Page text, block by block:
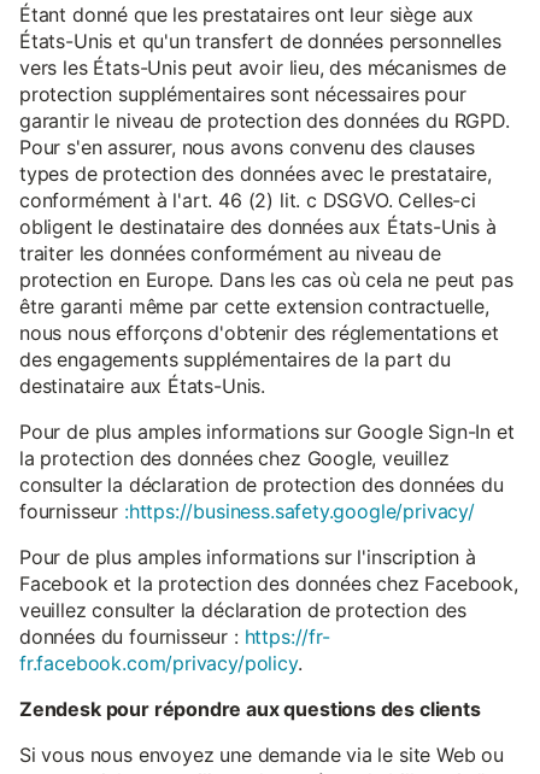
Étant donné que les prestataires ont leur siège aux
États-Unis et qu'un transfert de données personnelles
vers les États-Unis peut avoir lieu, des mécanismes de
protection supplémentaires sont nécessaires pour
garantir le niveau de protection des données du RGPD.
Pour s'en assurer, nous avons convenu des clauses
types de protection des données avec le prestataire,
conformément à l'art. 46 (2) lit. c DSGVO. Celles-ci
obligent le destinataire des données aux États-Unis à
traiter les données conformément au niveau de
protection en Europe. Dans les cas où cela ne peut pas
être garanti même par cette extension contractuelle,
nous nous efforçons d'obtenir des réglementations et
des engagements supplémentaires de la part du
destinataire aux États-Unis.
Pour de plus amples informations sur Google Sign-In et
la protection des données chez Google, veuillez
consulter la déclaration de protection des données du
fournisseur :https://business.safety.google/privacy/
Pour de plus amples informations sur l'inscription à
Facebook et la protection des données chez Facebook,
veuillez consulter la déclaration de protection des
données du fournisseur : https://fr-
fr.facebook.com/privacy/policy.
Zendesk pour répondre aux questions des clients
Si vous nous envoyez une demande via le site Web ou